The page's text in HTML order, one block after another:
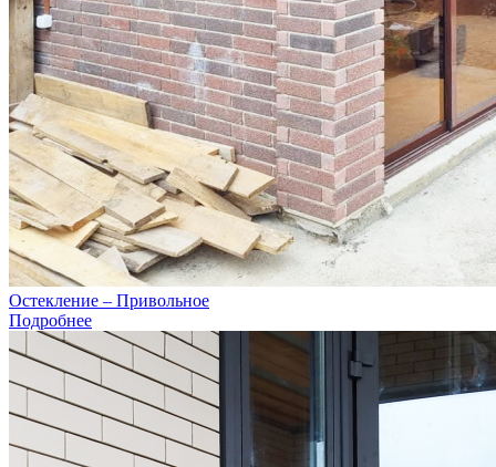
Остекление – Привольное
Подробнее